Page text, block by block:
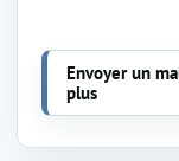
Envoyer un
plus